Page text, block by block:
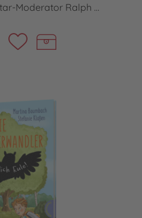
Moderator Ralph ...